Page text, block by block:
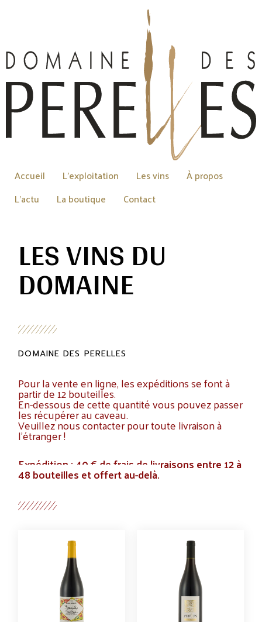
Accueil L’exploitation Les vins
À propos
L’actu
La boutique Contact
LES VINS DU
DOMAINE
DOMAINE DES PERELLES
Pour la vente en ligne, les expéditions se font à
partir de 12 bouteilles.
En-dessous de cette quantité vous pouvez passer
les récupérer au caveau.
Veuillez nous contacter pour toute livraison à
l’étranger !
Expédition : 40 € de frais de livraisons entre 12 à
48 bouteilles et offert au-delà.